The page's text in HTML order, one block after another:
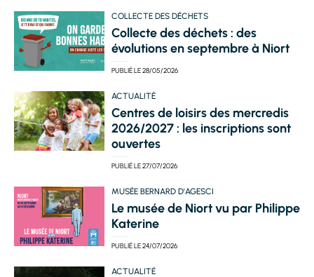
COLLECTE DES DÉCHETS
Collecte des déchets : des
évolutions en septembre à Niort
PUBLIÉ LE28/05/2026
ACTUALITÉ
Centres de loisirs des mercredis
2026/2027 : les inscriptions sont
ouvertes
PUBLIÉ LE27/07/2026
MUSÉE BERNARD D'AGESCI
Le musée de Niort vu par Philippe
Katerine
PUBLIÉ LE24/07/2026
ACTUALITÉ